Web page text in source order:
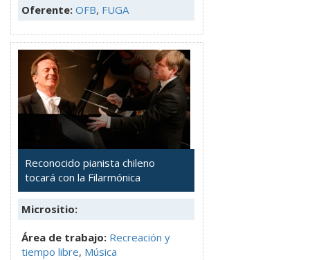
Oferente: OFB, FUGA
Reconocido pianista chileno
tocará con la Filarmónica
Micrositio:
Área de trabajo: Recreación y
tiempo libre, Música